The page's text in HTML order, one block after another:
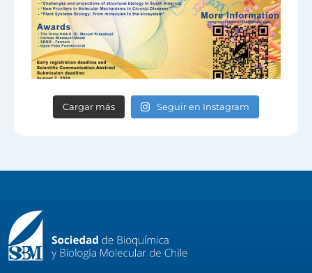
Cargar más Seguir en Instagram